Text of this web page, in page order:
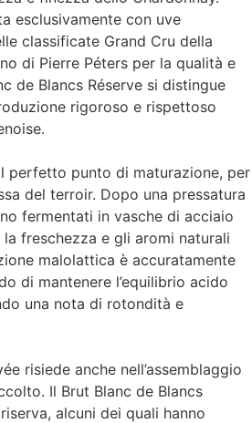
esclusivamente con uve
classificate Grand Cru della
di Pierre Péters per la qualità e
de Blancs Réserve si distingue
rigoroso e rispettoso
perfetto punto di maturazione, per
del terroir. Dopo una pressatura
fermentati in vasche di acciaio
freschezza e gli aromi naturali
malolattica è accuratamente
di mantenere l’equilibrio acido
una nota di rotondità e
risiede anche nell’assemblaggio
Il Brut Blanc de Blancs
alcuni dei quali hanno